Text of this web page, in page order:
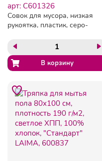
арт: C601326
Совок для мусора, низкая
рукоятка, пластик, серо-
"ИДЕАЛ", эконом IDEA, М
5190